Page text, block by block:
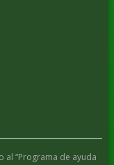
al “Programa de ayuda